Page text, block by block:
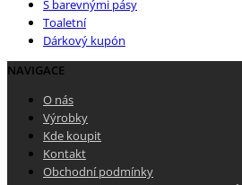
S barevnými pásy
Toaletní
Dárkový kupón
NAVIGACE
O nás
Výrobky
Kde koupit
Kontakt
Obchodní podmínky